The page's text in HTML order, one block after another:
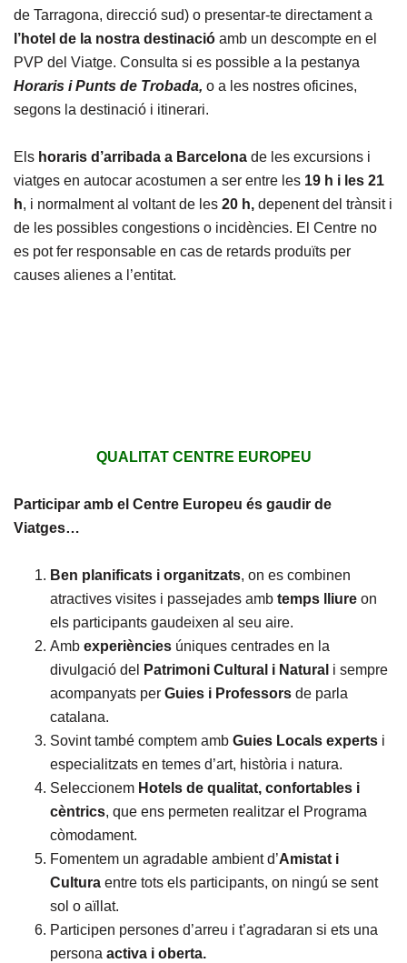
de Tarragona, direcció sud) o presentar-te directament a
l’hotel de la nostra destinació amb un descompte en el
PVP del Viatge. Consulta si es possible a la pestanya
Horaris i Punts de Trobada, o a les nostres oficines,
segons la destinació i itinerari.
Els horaris d’arribada a Barcelona de les excursions i
viatges en autocar acostumen a ser entre les 19 h i les 21
h, i normalment al voltant de les 20 h, depenent del trànsit i
de les possibles congestions o incidències. El Centre no
es pot fer responsable en cas de retards produïts per
causes alienes a l’entitat.
QUALITAT CENTRE EUROPEU
Participar amb el Centre Europeu és gaudir de
Viatges…
Ben planificats i organitzats, on es combinen
atractives visites i passejades amb temps lliure on
els participants gaudeixen al seu aire.
Amb experiències úniques centrades en la
divulgació del
Patrimoni Cultural i Natural i sempre
acompanyats per Guies i Professors de parla
catalana.
Sovint també comptem amb Guies Locals experts i
especialitzats en temes d’art, història i natura.
Seleccionem Hotels de qualitat, confortables i
cèntrics, que ens permeten realitzar el Programa
còmodament.
Fomentem un agradable ambient d’Amistat i
Cultura entre tots els participants, on ningú se sent
sol o aïllat.
Participen persones d’arreu i t’agradaran si ets una
persona activa i oberta.